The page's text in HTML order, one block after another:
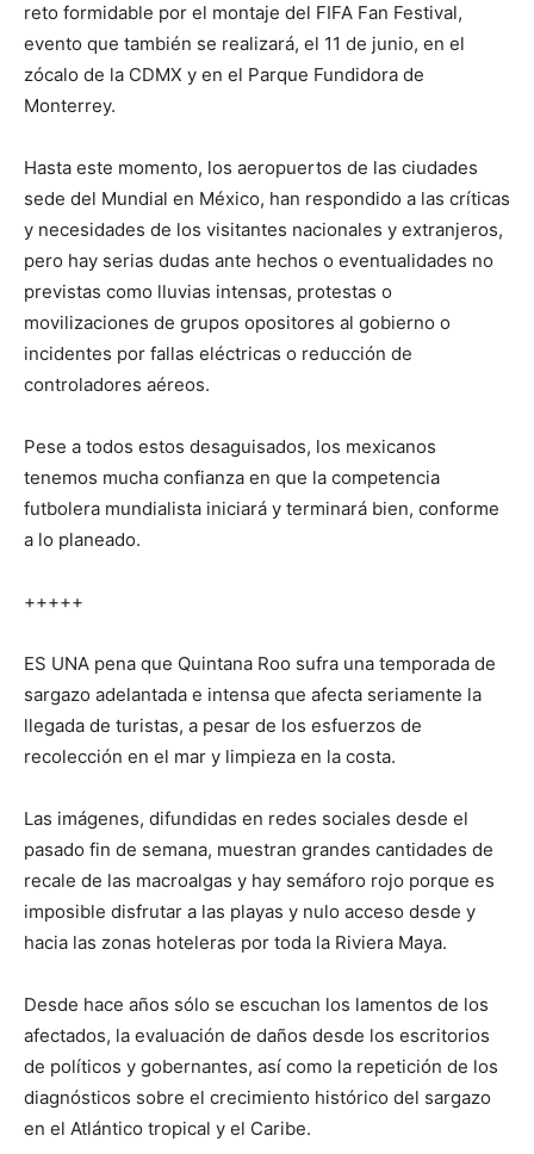
reto formidable por el montaje del FIFA Fan Festival,
evento que también se realizará, el 11 de junio, en el
zócalo de la CDMX y en el Parque Fundidora de
Monterrey.
Hasta este momento, los aeropuertos de las ciudades
sede del Mundial en México, han respondido a las críticas
y necesidades de los visitantes nacionales y extranjeros,
pero hay serias dudas ante hechos o eventualidades no
previstas como lluvias intensas, protestas o
movilizaciones de grupos opositores al gobierno o
incidentes por fallas eléctricas o reducción de
controladores aéreos.
Pese a todos estos desaguisados, los mexicanos
tenemos mucha confianza en que la competencia
futbolera mundialista iniciará y terminará bien, conforme
a lo planeado.
+++++
ES UNA pena que Quintana Roo sufra una temporada de
sargazo adelantada e intensa que afecta seriamente la
llegada de turistas, a pesar de los esfuerzos de
recolección en el mar y limpieza en la costa.
Las imágenes, difundidas en redes sociales desde el
pasado fin de semana, muestran grandes cantidades de
recale de las macroalgas y hay semáforo rojo porque es
imposible disfrutar a las playas y nulo acceso desde y
hacia las zonas hoteleras por toda la Riviera Maya.
Desde hace años sólo se escuchan los lamentos de los
afectados, la evaluación de daños desde los escritorios
de políticos y gobernantes, así como la repetición de los
diagnósticos sobre el crecimiento histórico del sargazo
en el Atlántico tropical y el Caribe.